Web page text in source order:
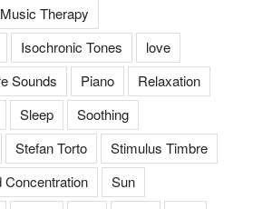
Therapy
Isochronic Tones
love
Sounds Piano
Relaxation
Sleep
Soothing
Stefan Torto
Stimulus Timbre
Concentration
Sun